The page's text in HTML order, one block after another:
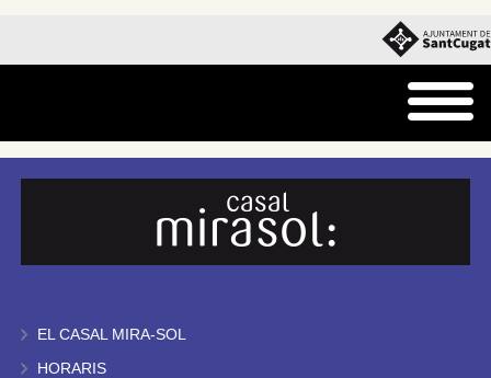
EL CASAL MIRA-SOL
HORARIS